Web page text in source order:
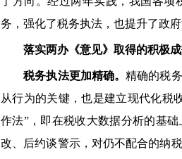
务，强化了税务执法，也提升了政
落实两办《意见》取得的积极
税务执法更加精确。精确的税
从行为的关键，也是建立现代化税
作法”，即在税收大数据分析的基
改、后约谈警示，对仍不配合的纳